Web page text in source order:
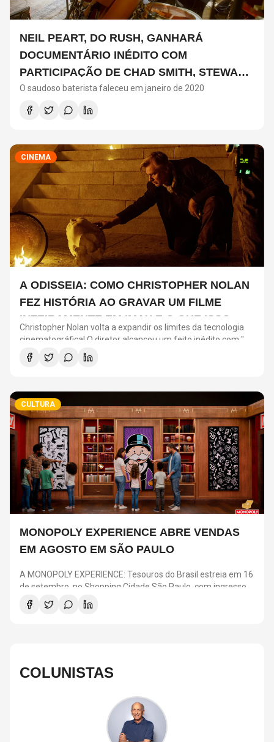
NEIL PEART, DO RUSH, GANHARÁ
DOCUMENTÁRIO INÉDITO COM
PARTICIPAÇÃO DE CHAD SMITH, STEWART
COPELAND E DANNY CAREY
O saudoso baterista faleceu em janeiro de 2020
CINEMA
A ODISSEIA: COMO CHRISTOPHER NOLAN
FEZ HISTÓRIA AO GRAVAR UM FILME
INTEIRAMENTE EM IMAX E O QUE ISSO
SIGNIFICA
Christopher Nolan volta a expandir os limites da tecnologia
cinematográfica! O diretor alcançou um feito inédito com "A
Odisseia": o longa será o primeiro filme de ficção gravado
inteiramente com câmeras IMAX.
CULTURA
MONOPOLY EXPERIENCE ABRE VENDAS
EM AGOSTO EM SÃO PAULO
A MONOPOLY EXPERIENCE: Tesouros do Brasil estreia em 16
de setembro, no Shopping Cidade São Paulo, com ingressos
a partir de R$ 25. A pré-venda para clientes Nubank acontece
em 4 e 5 de agosto, enquanto a venda geral começa no dia 6.
COLUNISTAS